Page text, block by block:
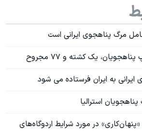
مرگ پناهجوی ایرانی است
یک کشته و ۷۷ مجروح
ایرانی به ایران فرستاده می شود
استرالیا
در مورد شرایط اردوگاه‌های